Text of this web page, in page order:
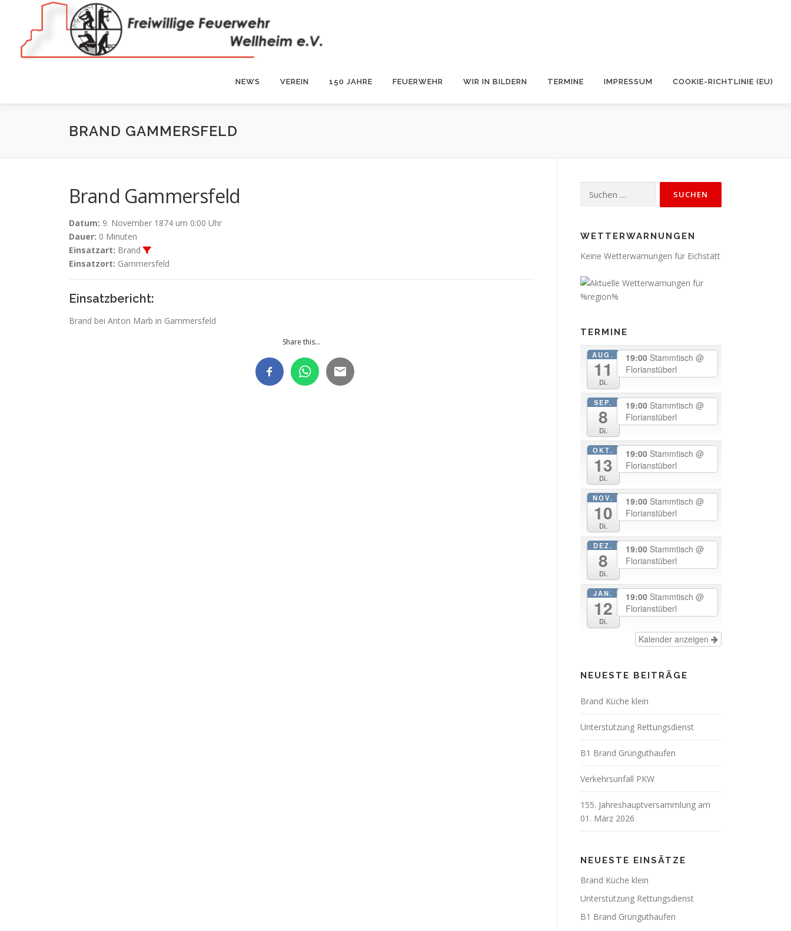
springen
NEWS VEREIN 150 JAHRE FEUERWEHR WIR IN BILDERN TERMINE IMPRESSUM COOKIE-RICHTLINIE (EU)
BRAND GAMMERSFELD
Brand Gammersfeld
Datum: 9. November 1874 um 0:00 Uhr
Dauer: 0 Minuten
Einsatzart: Brand
Einsatzort: Gammersfeld
Einsatzbericht:
Brand bei Anton Marb in Gammersfeld
Share this...
nach:
WETTERWARNUNGEN
Keine Wetterwarnungen für Eichstätt
TERMINE
AUG.
11
Di.
19:00 Stammtisch @
Florianstüberl
SEP.
8
Di.
19:00 Stammtisch @
Florianstüberl
OKT.
13
Di.
19:00 Stammtisch @
Florianstüberl
NOV.
10
Di.
19:00 Stammtisch @
Florianstüberl
DEZ.
8
Di.
19:00 Stammtisch @
Florianstüberl
JAN.
12
Di.
19:00 Stammtisch @
Florianstüberl
Kalender anzeigen
NEUESTE BEITRÄGE
Brand Küche klein
Unterstützung Rettungsdienst
B1 Brand Grünguthaufen
Verkehrsunfall PKW
155. Jahreshauptversammlung am
01. März 2026
NEUESTE EINSÄTZE
Brand Küche klein
Unterstützung Rettungsdienst
B1 Brand Grünguthaufen